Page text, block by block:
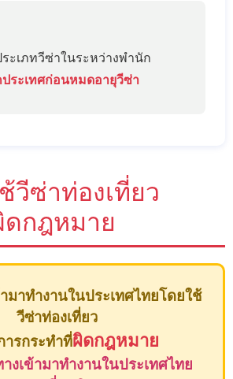
ะเภทวีซ่าในระหว่างพำนัก
ระเทศก่อนหมดอายุวีซ่า
วีซ่าท่องเที่ยว
ดกฎหมาย
มาทำงานในประเทศไทยโดยใช้
วีซ่าท่องเที่ยว
ารกระทำที่ผิดกฎหมาย